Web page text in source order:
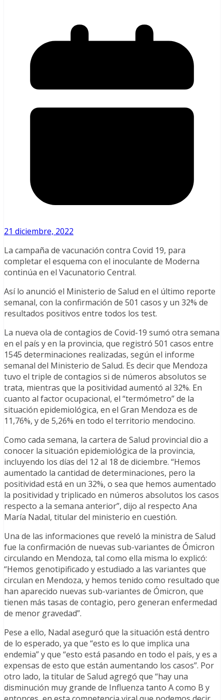
21 diciembre, 2022
La campaña de vacunación contra Covid 19, para
completar el esquema con el inoculante de Moderna
continúa en el Vacunatorio Central.
Así lo anunció el Ministerio de Salud en el último reporte
semanal, con la confirmación de 501 casos y un 32% de
resultados positivos entre todos los test.
La nueva ola de contagios de Covid-19 sumó otra semana
en el país y en la provincia, que registró 501 casos entre
1545 determinaciones realizadas, según el informe
semanal del Ministerio de Salud. Es decir que Mendoza
tuvo el triple de contagios si de números absolutos se
trata, mientras que la positividad aumentó al 32%. En
cuanto al factor ocupacional, el “termómetro” de la
situación epidemiológica, en el Gran Mendoza es de
11,76%, y de 5,26% en todo el territorio mendocino.
Como cada semana, la cartera de Salud provincial dio a
conocer la situación epidemiológica de la provincia,
incluyendo los días del 12 al 18 de diciembre. “Hemos
aumentado la cantidad de determinaciones, pero la
positividad está en un 32%, o sea que hemos aumentado
la positividad y triplicado en números absolutos los casos
respecto a la semana anterior”, dijo al respecto Ana
María Nadal, titular del ministerio en cuestión.
Una de las informaciones que reveló la ministra de Salud
fue la confirmación de nuevas sub-variantes de Ómicron
circulando en Mendoza, tal como ella misma lo explicó:
“Hemos genotipificado y estudiado a las variantes que
circulan en Mendoza, y hemos tenido como resultado que
han aparecido nuevas sub-variantes de Ómicron, que
tienen más tasas de contagio, pero generan enfermedad
de menor gravedad”.
Pese a ello, Nadal aseguró que la situación está dentro
de lo esperado, ya que “esto es lo que implica una
endemia” y que “esto está pasando en todo el país, y es a
expensas de esto que están aumentando los casos”. Por
otro lado, la titular de Salud agregó que “hay una
disminución muy grande de Influenza tanto A como B y